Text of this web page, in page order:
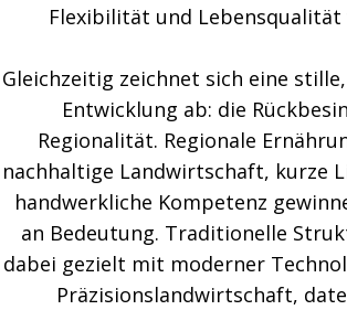
Flexibilität und Lebensqualität
Gleichzeitig zeichnet sich eine
Entwicklung ab: die
Regionalität. Regionale
nachhaltige Landwirtschaft, kurze
handwerkliche Kompetenz
an Bedeutung. Traditionelle
dabei gezielt mit moderner
Präzisionslandwirtschaft,